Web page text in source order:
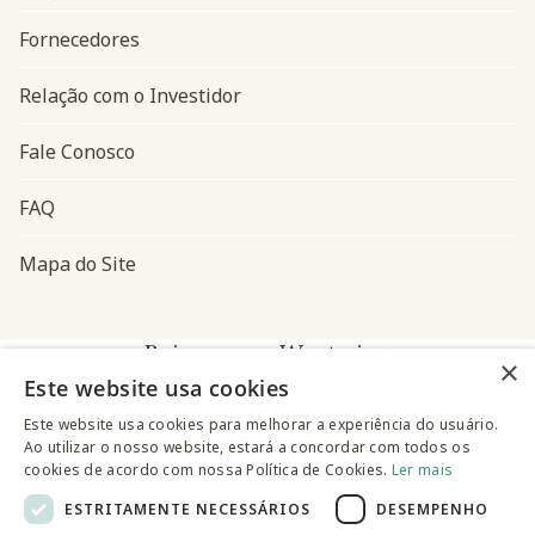
Fornecedores
Relação com o Investidor
Fale Conosco
FAQ
Mapa do Site
Baixe o app Westwing
×
Este website usa cookies
Este website usa cookies para melhorar a experiência do usuário.
Ao utilizar o nosso website, estará a concordar com todos os
cookies de acordo com nossa Política de Cookies. Ler mais
ESTRITAMENTE NECESSÁRIOS
DESEMPENHO